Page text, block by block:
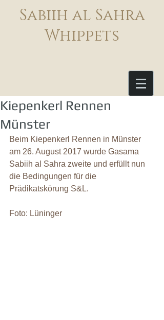
Sabiih al Sahra
Whippets
Kiepenkerl Rennen
Münster
Beim Kiepenkerl Rennen in Münster
am 26. August 2017 wurde Gasama
Sabiih al Sahra zweite und erfüllt nun
die Bedingungen für die
Prädikatskörung S&L.
Foto: Lüninger